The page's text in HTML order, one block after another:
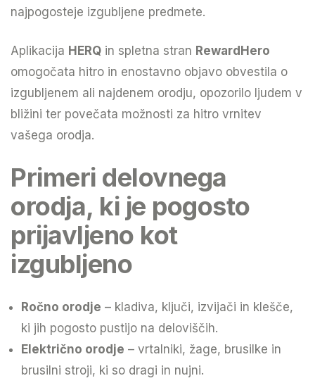
najpogosteje izgubljene predmete.
Aplikacija HERQ in spletna stran RewardHero
omogočata hitro in enostavno objavo obvestila o
izgubljenem ali najdenem orodju, opozorilo ljudem v
bližini ter povečata možnosti za hitro vrnitev
vašega orodja.
Primeri delovnega
orodja, ki je pogosto
prijavljeno kot
izgubljeno
Ročno orodje – kladiva, ključi, izvijači in klešče,
ki jih pogosto pustijo na deloviščih.
Električno orodje – vrtalniki, žage, brusilke in
brusilni stroji, ki so dragi in nujni.